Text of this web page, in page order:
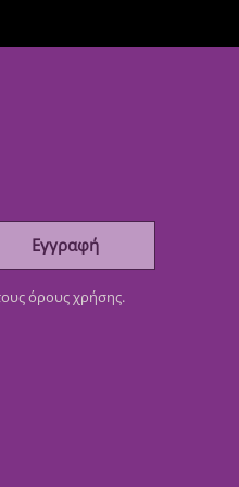
Εγγραφή
όρους χρήσης.